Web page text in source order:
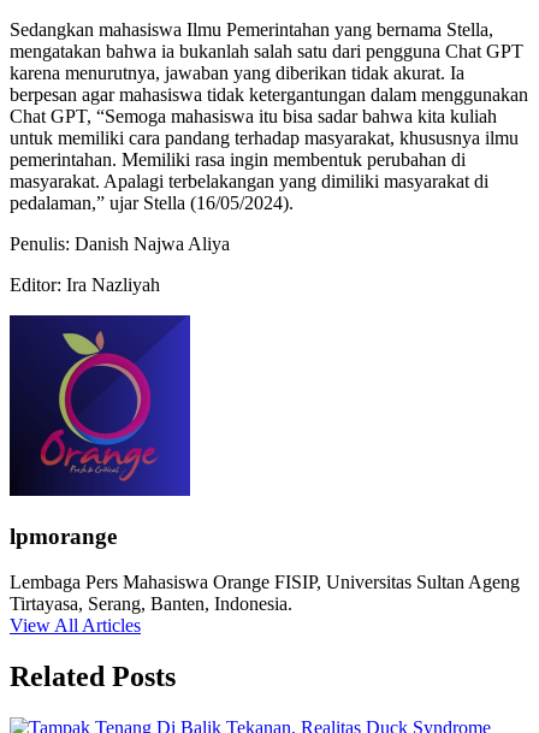
Sedangkan mahasiswa Ilmu Pemerintahan yang bernama Stella,
mengatakan bahwa ia bukanlah salah satu dari pengguna Chat GPT
karena menurutnya, jawaban yang diberikan tidak akurat. Ia
berpesan agar mahasiswa tidak ketergantungan dalam menggunakan
Chat GPT, “Semoga mahasiswa itu bisa sadar bahwa kita kuliah
untuk memiliki cara pandang terhadap masyarakat, khususnya ilmu
pemerintahan. Memiliki rasa ingin membentuk perubahan di
masyarakat. Apalagi terbelakangan yang dimiliki masyarakat di
pedalaman,” ujar Stella (16/05/2024).
Penulis: Danish Najwa Aliya
Editor: Ira Nazliyah
lpmorange
Lembaga Pers Mahasiswa Orange FISIP, Universitas Sultan Ageng
Tirtayasa, Serang, Banten, Indonesia.
View All Articles
Related Posts